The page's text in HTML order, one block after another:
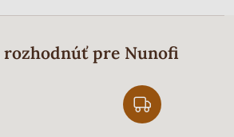
rozhodnúť pre Nunofi